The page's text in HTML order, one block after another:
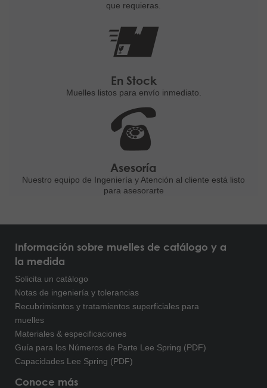
que requieras.
En Stock
Muelles listos para envío inmediato.
Asesoría
Nuestro equipo de Ingeniería y Atención al cliente está listo
para asesorarte
Información sobre muelles de catálogo y a
la medida
Solicita un catálogo
Notas de ingeniería y tolerancias
Recubrimientos y tratamientos superficiales para
muelles
Materiales & especificaciones
Guía para los Números de Parte Lee Spring (PDF)
Capacidades Lee Spring (PDF)
Conoce más